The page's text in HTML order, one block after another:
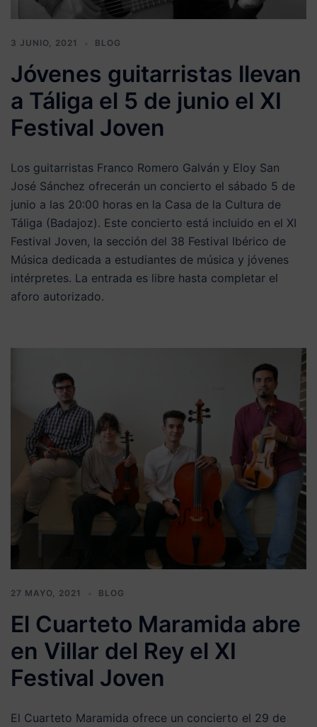
3 JUNIO, 2021 BLOG
Jóvenes guitarristas llevan
a Táliga el 5 de junio el XI
Festival Joven
Los guitarristas Franco Romero Galván y Eloy San
José Sánchez ofrecerán un concierto el sábado 5 de
junio a las 20:00 horas en la Casa de la Cultura de
Táliga (Badajoz). Este concierto está incluido en el XI
Festival Joven, la sección del 38 Festival Ibérico de
Música dedicada a estudiantes de música y jóvenes
intérpretes. La entrada es libre hasta completar el
aforo autorizado.
27 MAYO, 2021 BLOG
El Cuarteto Maramida abre
en Villar del Rey el XI
Festival Joven
El Cuarteto Maramida ofrece un concierto el 29 de